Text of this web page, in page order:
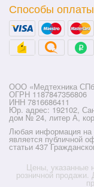
Способы оплаты
ООО «Медтехника
ОГРН 1187847356806
ИНН 7816686411
Юр. адрес: 192102,
дом № 24, литер А,
Любая информация на
является публичной
статьи 437
Цены, указанные
розничной продажи.